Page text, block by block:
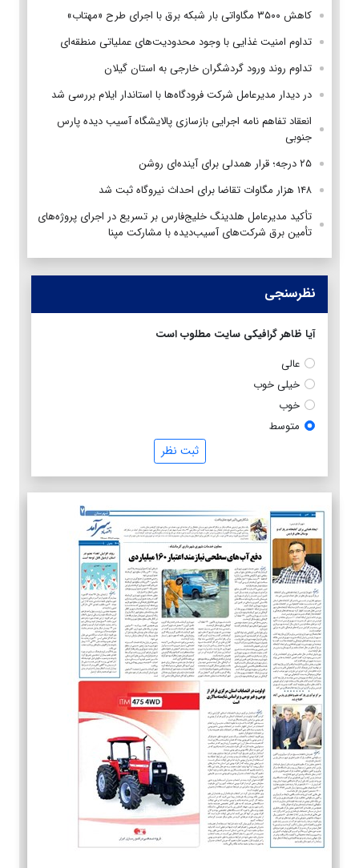
کاهش ۳۵۰۰ مگاواتی بار شبکه برق با اجرای طرح «مهتاب»
تداوم امنیت غذایی با وجود محدودیت‌های عملیاتی منطقه‌ای
تداوم روند ورود گردشگران خارجی به استان گیلان
در دیدار مدیرعامل شرکت فرودگاه‌ها با استاندار ایلام بررسی شد
انعقاد تفاهم نامه اجرایی بازسازی پالایشگاه آسیب دیده پارس
جنوبی
۲۵ درجه؛ قرار همدلی برای آینده‌ای روشن
۱۴۸ هزار مگاوات تقاضا برای احداث نیروگاه ثبت شد
تأکید مدیرعامل هلدینگ خلیج‌فارس بر تسریع در اجرای پروژه‌های
تأمین برق شرکت‌های آسیب‌دیده با مشارکت مپنا
نظرسنجی
آیا ظاهر گرافیکی سایت مطلوب است
عالی
خیلی خوب
خوب
متوسط
ثبت نظر